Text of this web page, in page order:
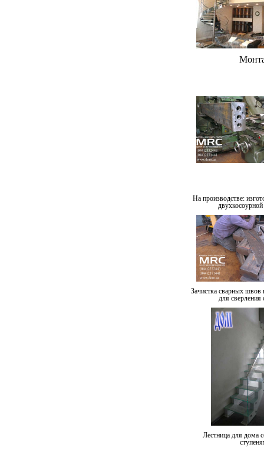
На производстве:
Зачистка сварных швов
для сверления
Лестница для дома